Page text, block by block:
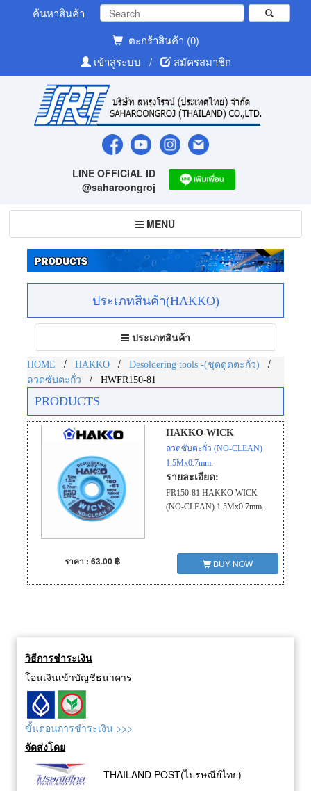
ค้นหาสินค้า
ตะกร้าสินค้า (0)
เข้าสู่ระบบ
/ สมัครสมาชิก
LINE OFFICIAL ID
@saharoongroj
Toggle
navigation
MENU
ประเภทสินค้า(HAKKO)
Toggle
navigation
ประเภทสินค้า
HOME / HAKKO / Desoldering tools -(ชุดดูดตะกั่ว) /
ลวดซับตะกั่ว / HWFR150-81
PRODUCTS
HAKKO WICK
ลวดซับตะกั่ว (NO-CLEAN)
1.5Mx0.7mm.
รายละเอียด:
FR150-81 HAKKO WICK
(NO-CLEAN) 1.5Mx0.7mm.
ราคา : 63.00 ฿ BUY NOW
วิธีการชำระเงิน
โอนเงินเข้าบัญชีธนาคาร
ขั้นตอนการชำระเงิน >>>
จัดส่งโดย
THAILAND POST(ไปรษณีย์ไทย)